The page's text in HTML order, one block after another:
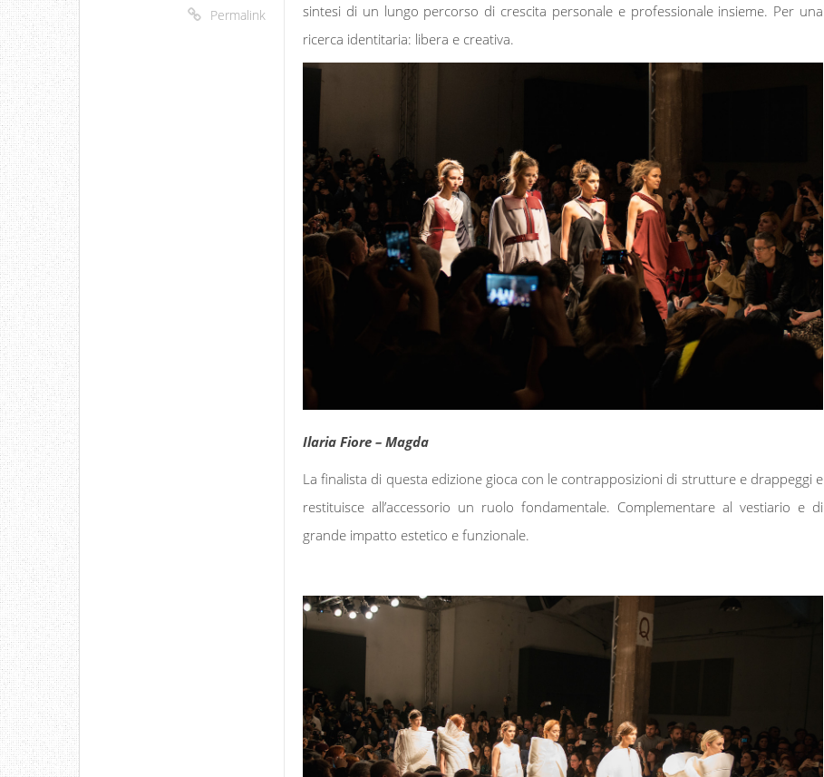
Permalink
sintesi di un lungo percorso di crescita personale e professionale insieme. Per una
ricerca identitaria: libera e creativa.
Ilaria Fiore – Magda
La finalista di questa edizione gioca con le contrapposizioni di strutture e drappeggi e
restituisce all’accessorio un ruolo fondamentale. Complementare al vestiario e di
grande impatto estetico e funzionale.